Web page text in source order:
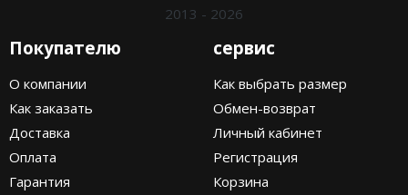
2013 - 2026
Покупателю
О компании
Как заказать
Доставка
Оплата
Гарантия
сервис
Как выбрать размер
Обмен-возврат
Личный кабинет
Регистрация
Корзина